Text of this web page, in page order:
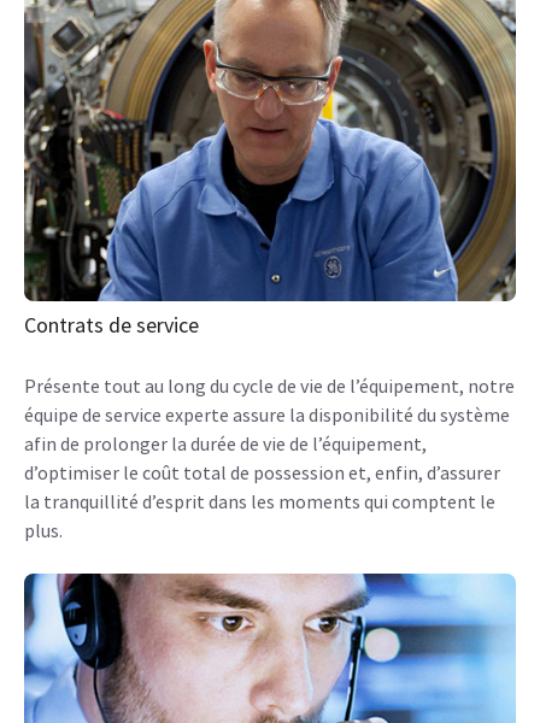
Contrats de service
Présente tout au long du cycle de vie de l’équipement, notre
équipe de service experte assure la disponibilité du système
afin de prolonger la durée de vie de l’équipement,
d’optimiser le coût total de possession et, enfin, d’assurer
la tranquillité d’esprit dans les moments qui comptent le
plus.